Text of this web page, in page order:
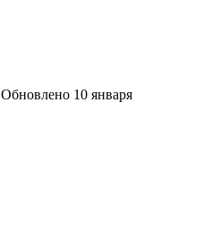
Обновлено 10 января